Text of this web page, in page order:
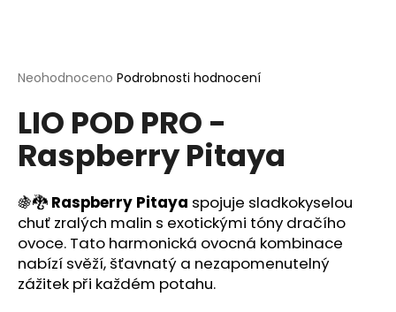
Průměrné
produktu
je
0,0
hvězdiček.
Neohodnoceno Podrobnosti hodnocení
LIO POD PRO -
Raspberry Pitaya
🍇🐉 Raspberry Pitaya spojuje sladkokyselou
chuť zralých malin s exotickými tóny dračího
ovoce. Tato harmonická ovocná kombinace
nabízí svěží, šťavnatý a nezapomenutelný
zážitek při každém potahu.
í
t
?
HLEDAT
D